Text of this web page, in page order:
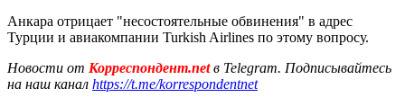
Анкара отрицает "несостоятельные обвинения" в адрес
Турции и авиакомпании Turkish Airlines по этому вопросу.
Новости от Корреспондент.netв Telegram. Подписывайтесь
на наш канал https://t.me/korrespondentnet